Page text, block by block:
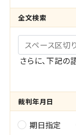
全文検索
キーワード
さらに、下記の
共
通
裁判年月日
裁 期日指定